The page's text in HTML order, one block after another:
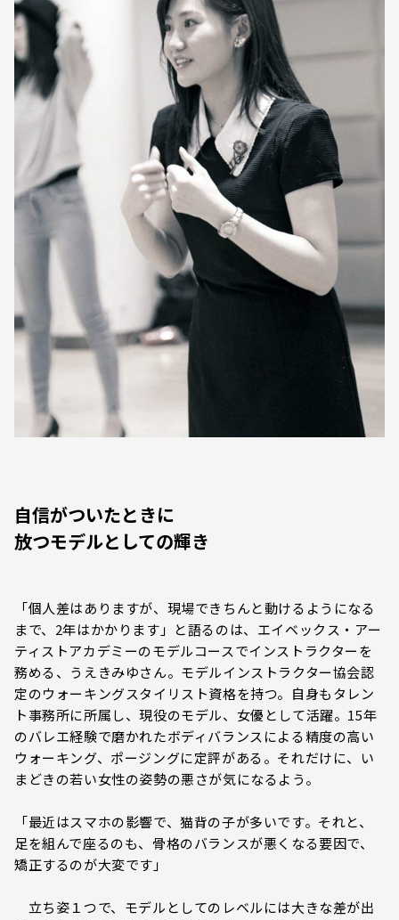
自信がついたときに
放つモデルとしての輝き
「個人差はありますが、現場できちんと動けるようになる
まで、2年はかかります」と語るのは、エイベックス・アー
ティストアカデミーのモデルコースでインストラクターを
務める、うえきみゆさん。モデルインストラクター協会認
定のウォーキングスタイリスト資格を持つ。自身もタレン
ト事務所に所属し、現役のモデル、女優として活躍。15年
のバレエ経験で磨かれたボディバランスによる精度の高い
ウォーキング、ポージングに定評がある。それだけに、い
まどきの若い女性の姿勢の悪さが気になるよう。
「最近はスマホの影響で、猫背の子が多いです。それと、
足を組んで座るのも、骨格のバランスが悪くなる要因で、
矯正するのが大変です」
立ち姿１つで、モデルとしてのレベルには大きな差が出